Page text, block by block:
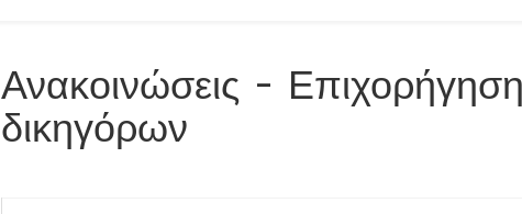
Ανακοινώσεις -
δικηγόρων